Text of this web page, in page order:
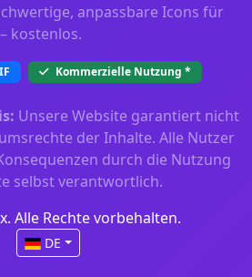
anpassbare Icons für
kostenlos.
Kommerzielle Nutzung *
Unsere Website garantiert nicht
der Inhalte. Alle Nutzer
durch die Nutzung
selbst verantwortlich.
Alle Rechte vorbehalten.
DE